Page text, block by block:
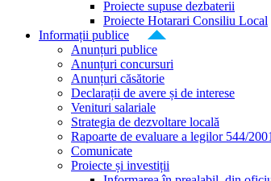
Proiecte supuse dezbaterii
Proiecte Hotarari Consiliu Local
Informații publice
Anunțuri publice
Anunțuri concursuri
Anunțuri căsătorie
Declarații de avere și de interese
Venituri salariale
Strategia de dezvoltare locală
Rapoarte de evaluare a legilor 544/
Comunicate
Proiecte și investiții